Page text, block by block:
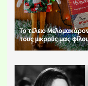
Το τέλειο
τους μικρούς μας